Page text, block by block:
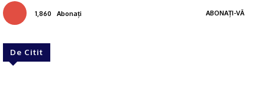
1,860 Abonați ABONAȚI-VĂ
De Citit